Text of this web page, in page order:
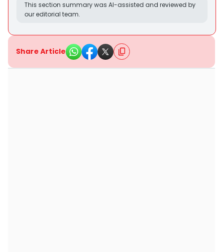
This section summary was AI-assisted and reviewed by
our editorial team.
Share Article